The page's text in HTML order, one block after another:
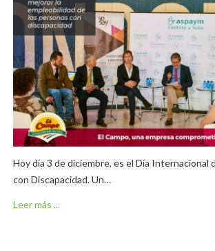
Hoy día 3 de diciembre, es el Día Internacional
con Discapacidad. Un…
Leer más ...